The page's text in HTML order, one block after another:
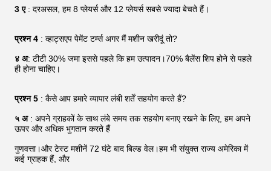
3 ए : दरअसल, हम 8 प्लेयर्स और 12 प्लेयर्स सबसे ज्यादा बेचते हैं।
प्रश्न 4 : व्हाट्सएप पेमेंट टर्म्स अगर मैं मशीन खरीदूं तो?
४ अ: टीटी 30% जमा इससे पहले कि हम उत्पादन।70% बैलेंस शिप होने से पहले
ही होना चाहिए।
प्रश्न 5 : कैसे आप हमारे व्यापार लंबी शर्तें सहयोग करते हैं?
५ अ: अपने ग्राहकों के साथ लंबे समय तक सहयोग बनाए रखने के लिए, हम अपने
ऊपर और अधिक भुगतान करते हैं
गुणवत्ता।और टेस्ट मशीनें 72 घंटे बाद बिल्ड वेल।हम भी संयुक्त राज्य अमेरिका में
कई ग्राहक हैं, और